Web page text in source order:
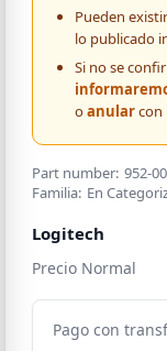
Pueden
lo publicado
Si no se
oanularcon
Part number: 952-
Familia: En
Logitech
Precio Normal
Pago con